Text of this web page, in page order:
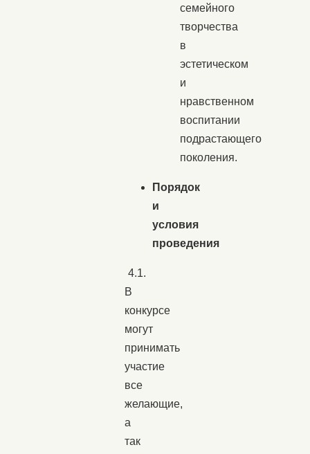
семейного
творчества
в
эстетическом
и
нравственном
воспитании
подрастающего
поколения.
Порядок
и
условия
проведения
4.1.
В
конкурсе
могут
принимать
участие
все
желающие,
а
так